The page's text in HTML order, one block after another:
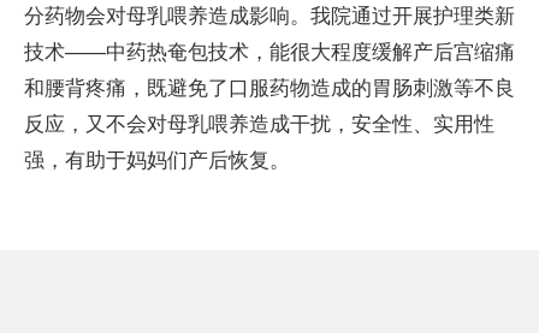
分药物会对母乳喂养造成影响。我院通过开展护理类新
技术——中药热奄包技术，能很大程度缓解产后宫缩痛
和腰背疼痛，既避免了口服药物造成的胃肠刺激等不良
反应，又不会对母乳喂养造成干扰，安全性、实用性
强，有助于妈妈们产后恢复。